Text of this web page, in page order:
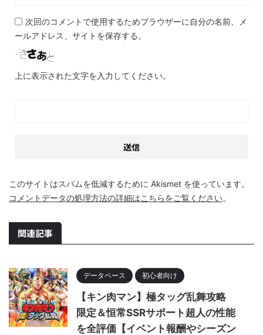
次回のコメントで使用するためブラウザーに自分の名前、メ
ールアドレス、サイトを保存する。
上に表示された文字を入力してください。
このサイトはスパムを低減するために Akismet を使っています。
コメントデータの処理方法の詳細はこちらをご覧ください。
関連記事
データベース 初心者向け
【キン肉マン】極タッグ乱舞攻略
限定＆恒常SSRサポート超人の性能
を全評価【イベント報酬やシーズン